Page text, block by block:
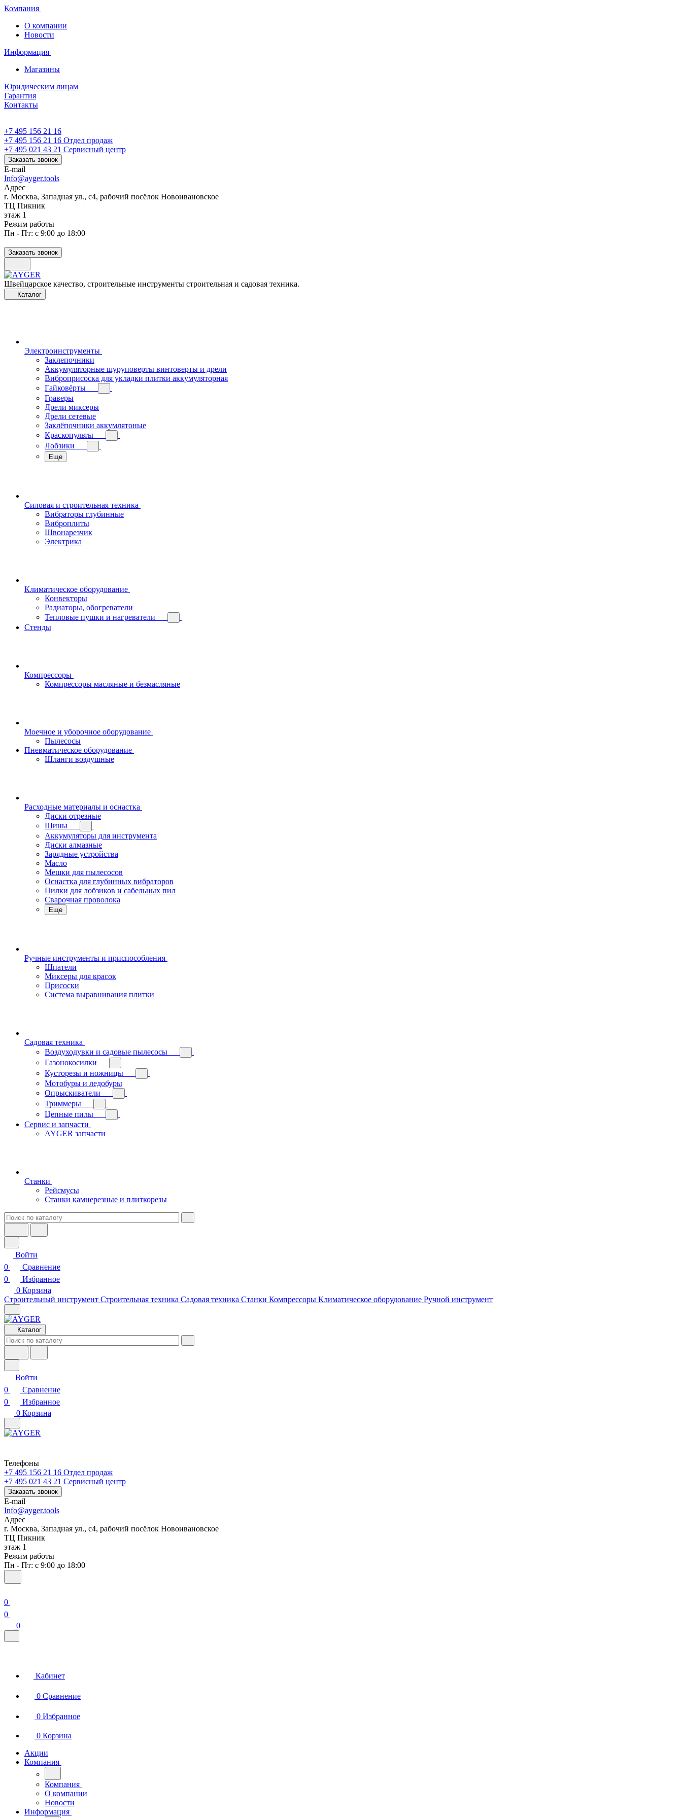
Компания
О компании
Новости
Информация
Магазины
Юридическим лицам
Гарантия
Контакты
+7 495 156 21 16
+7 495 156 21 16 Отдел продаж
+7 495 021 43 21 Cервисный центр
Заказать звонок
E-mail
Info@ayger.tools
Адрес
г. Москва, Западная ул., с4, рабочий посёлок Новоивановское
ТЦ Пикник
этаж 1
Режим работы
Пн - Пт: с 9:00 до 18:00
Заказать звонок
Швейцарское качество, строительные инструменты строительная и садовая техника.
Каталог
Электроинструменты
Заклепочники
Аккумуляторные шуруповерты винтоверты и дрели
Виброприсоска для укладки плитки аккумуляторная
Гайковёрты
Граверы
Дрели миксеры
Дрели сетевые
Заклёпочники аккумлятоные
Краскопульты
Лобзики
Еще
Силовая и строительная техника
Вибраторы глубинные
Виброплиты
Швонарезчик
Электрика
Климатическое оборудование
Конвекторы
Радиаторы, обогреватели
Тепловые пушки и нагреватели
Стенды
Компрессоры
Компрессоры масляные и безмасляные
Моечное и уборочное оборудование
Пылесосы
Пневматическое оборудование
Шланги воздушные
Расходные материалы и оснастка
Диски отрезные
Шины
Аккумуляторы для инструмента
Диски алмазные
Зарядные устройства
Масло
Мешки для пылесосов
Оснастка для глубинных вибраторов
Пилки для лобзиков и сабельных пил
Сварочная проволока
Еще
Ручные инструменты и приспособления
Шпатели
Миксеры для красок
Присоски
Система выравнивания плитки
Садовая техника
Воздуходувки и садовые пылесосы
Газонокосилки
Кусторезы и ножницы
Мотобуры и ледобуры
Опрыскиватели
Триммеры
Цепные пилы
Сервис и запчасти
AYGER запчасти
Станки
Рейсмусы
Станки камнерезные и плиткорезы
Войти
0
Сравнение
0
Избранное
0 Корзина
Строительный инструмент Строительная техника Садовая техника Станки Компрессоры Климатическое оборудование Ручной инструмент
Каталог
Войти
0
Сравнение
0
Избранное
0 Корзина
Телефоны
+7 495 156 21 16 Отдел продаж
+7 495 021 43 21 Cервисный центр
Заказать звонок
E-mail
Info@ayger.tools
Адрес
г. Москва, Западная ул., с4, рабочий посёлок Новоивановское
ТЦ Пикник
этаж 1
Режим работы
Пн - Пт: с 9:00 до 18:00
0
0
0
Кабинет
0 Сравнение
0 Избранное
0 Корзина
Акции
Компания
Компания
О компании
Новости
Информация